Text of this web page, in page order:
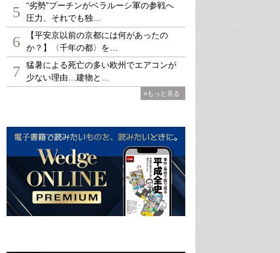
5
“劣勢”プーチンがベラルーシ軍の参戦へ
圧力、それでも独…
6
【平安京以前の京都には何があったの
か？】〈千年の都〉を…
7
猛暑による死亡の多い欧州でエアコンが
少ない理由…建物と…
»もっと見る